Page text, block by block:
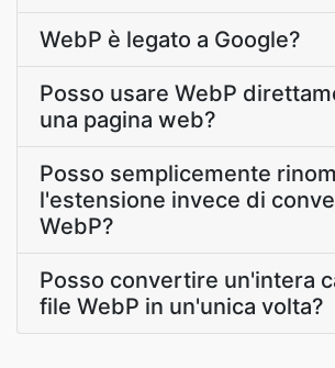
WebP è legato a Google?
Posso usare WebP
una pagina web?
Posso semplicemente
l'estensione invece di
WebP?
Posso convertire un'intera
file WebP in un'unica volta?